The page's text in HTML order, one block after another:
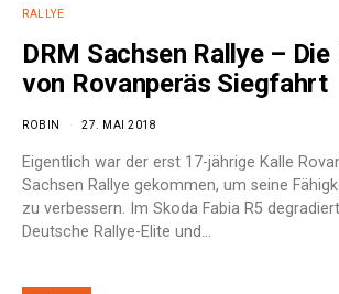
RALLYE
DRM Sachsen Rallye –
von Rovanperäs Siegfahrt
ROBIN 27. MAI 2018
Eigentlich war der erst 17-jährige Kalle
Sachsen Rallye gekommen, um seine
zu verbessern. Im Skoda Fabia R5
Deutsche Rallye-Elite und…